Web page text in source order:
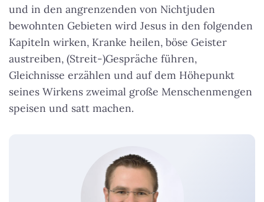
und in den angrenzenden von Nichtjuden
bewohnten Gebieten wird Jesus in den folgenden
Kapiteln wirken, Kranke heilen, böse Geister
austreiben, (Streit-)Gespräche führen,
Gleichnisse erzählen und auf dem Höhepunkt
seines Wirkens zweimal große Menschenmengen
speisen und satt machen.